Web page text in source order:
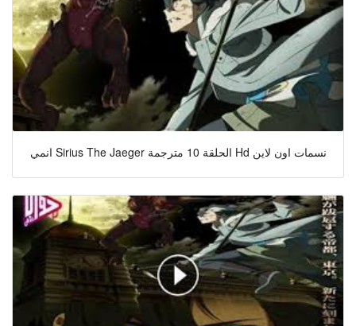
انمي Sirius The Jaeger الحلقة 10 مترجمة Hd نسمات اون لاين